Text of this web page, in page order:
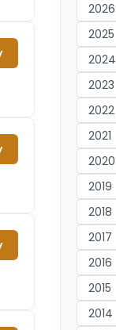
2026
2025
2024
2023
2022
2021
2020
2019
2018
2017
2016
2015
2014